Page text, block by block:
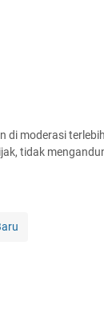
di moderasi
tidak